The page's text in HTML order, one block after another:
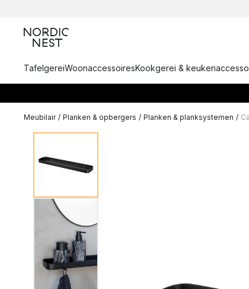
TafelgereiWoonaccessoiresKookgerei &
Meubilair / Planken & opbergers / Planken & planksystemen /